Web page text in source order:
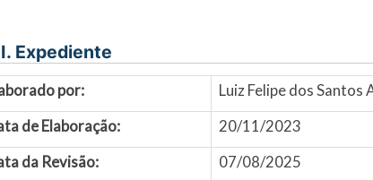
Expediente
por:
Luiz Felipe dos
de Elaboração:
20/11/2023
da Revisão:
07/08/2025